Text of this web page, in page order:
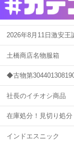
2026年8月11日激安王
土橋商店名物服箱
◆古物第
社長のイチオシ商品
在庫処分！見切り処分
インドエスニック